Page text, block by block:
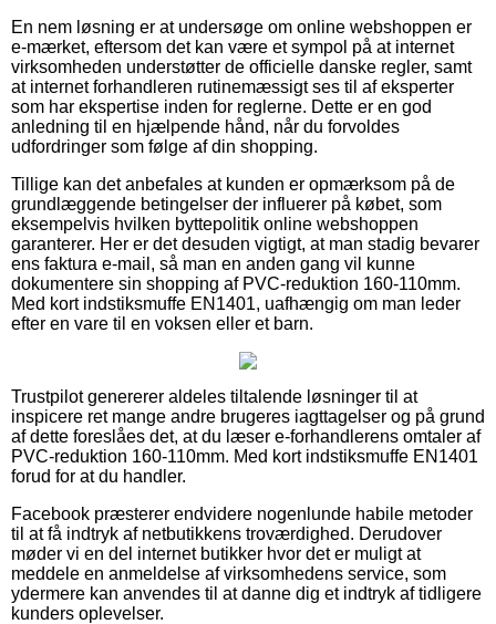
En nem løsning er at undersøge om online webshoppen er
e-mærket, eftersom det kan være et sympol på at internet
virksomheden understøtter de officielle danske regler, samt
at internet forhandleren rutinemæssigt ses til af eksperter
som har ekspertise inden for reglerne. Dette er en god
anledning til en hjælpende hånd, når du forvoldes
udfordringer som følge af din shopping.
Tillige kan det anbefales at kunden er opmærksom på de
grundlæggende betingelser der influerer på købet, som
eksempelvis hvilken byttepolitik online webshoppen
garanterer. Her er det desuden vigtigt, at man stadig bevarer
ens faktura e-mail, så man en anden gang vil kunne
dokumentere sin shopping af PVC-reduktion 160-110mm.
Med kort indstiksmuffe EN1401, uafhængig om man leder
efter en vare til en voksen eller et barn.
Trustpilot genererer aldeles tiltalende løsninger til at
inspicere ret mange andre brugeres iagttagelser og på grund
af dette foreslåes det, at du læser e-forhandlerens omtaler af
PVC-reduktion 160-110mm. Med kort indstiksmuffe EN1401
forud for at du handler.
Facebook præsterer endvidere nogenlunde habile metoder
til at få indtryk af netbutikkens troværdighed. Derudover
møder vi en del internet butikker hvor det er muligt at
meddele en anmeldelse af virksomhedens service, som
ydermere kan anvendes til at danne dig et indtryk af tidligere
kunders oplevelser.